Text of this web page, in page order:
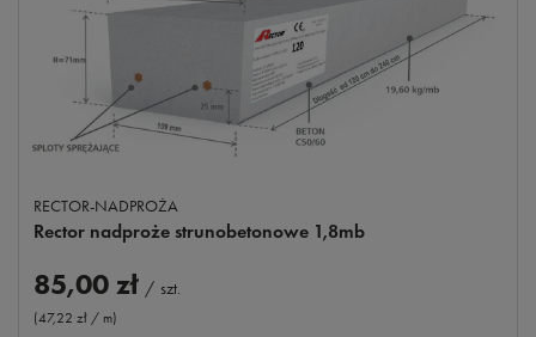
RECTOR-NADPROŻA
Rector nadproże strunobetonowe 1,8mb
85,00 zł / szt.
(47,22 zł / m)